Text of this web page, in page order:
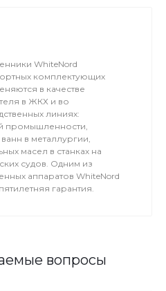
WhiteNord
комплектующих
в качестве
в ЖКХ и во
линиях:
промышленности,
в металлургии,
масел в станках на
судов. Одним из
аппаратов WhiteNord
гарантия.
вопросы